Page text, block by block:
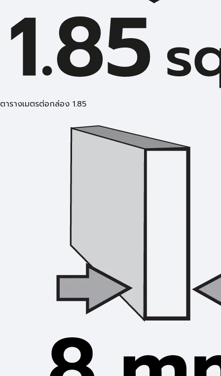
ตารางเมตรต่อกล่อง 1.85